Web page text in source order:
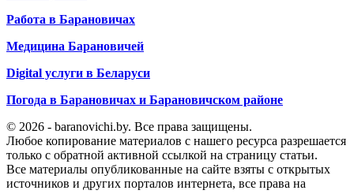
Работа в Барановичах
Медицина Барановичей
Digital услуги в Беларуси
Погода в Барановичах и Барановичском районе
© 2026 - baranovichi.by. Все права защищены.
Любое копирование материалов с нашего ресурса разрешается
только с обратной активной ссылкой на страницу статьи.
Все материалы опубликованные на сайте взяты с открытых
источников и других порталов интернета, все права на